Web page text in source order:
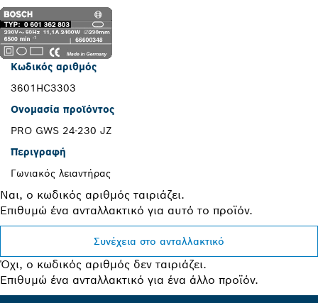
Κωδικός αριθμός
3601HC3303
Ονομασία προϊόντος
PRO GWS 24-230 JZ
Περιγραφή
Γωνιακός λειαντήρας
Ναι, ο κωδικός αριθμός ταιριάζει.
Επιθυμώ ένα ανταλλακτικό για αυτό το προϊόν.
Συνέχεια στο ανταλλακτικό
Όχι, ο κωδικός αριθμός δεν ταιριάζει.
Επιθυμώ ένα ανταλλακτικό για ένα άλλο προϊόν.